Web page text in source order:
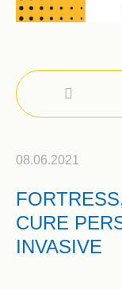
08.06.2021
CURE
INVASIVE